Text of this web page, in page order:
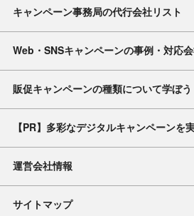
キャンペーン事務局の代行会社リスト
Web・SNSキャンペーンの事例・対応
販促キャンペーンの種類について学ぼう
【PR】多彩なデジタルキャンペーンを
運営会社情報
サイトマップ